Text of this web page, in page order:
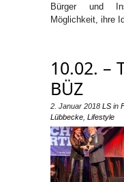
Bürger und
Möglichkeit, ihre
10.02. –
BÜZ
2. Januar 2018 LS in
Lübbecke Lifestyle